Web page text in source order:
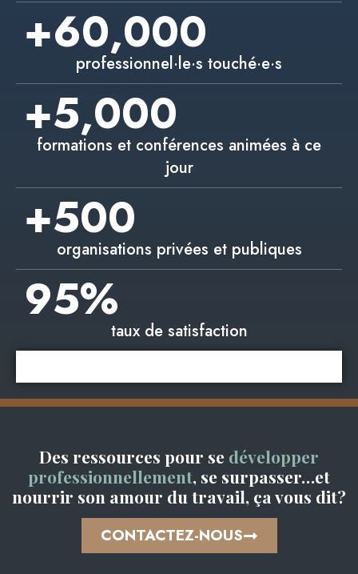
+60,000
professionnel·le·s touché·e·s
+5,000
formations et conférences animées à ce
jour
+500
organisations privées et publiques
95%
taux de satisfaction
Des ressources pour se développer
professionnellement, se surpasser…et
nourrir son amour du travail, ça vous dit?
CONTACTEZ-NOUS